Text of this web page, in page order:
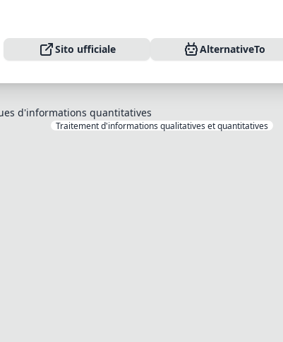
Sito ufficiale AlternativeTo
d'informations quantitatives
Traitement d'informations qualitatives et quantitatives